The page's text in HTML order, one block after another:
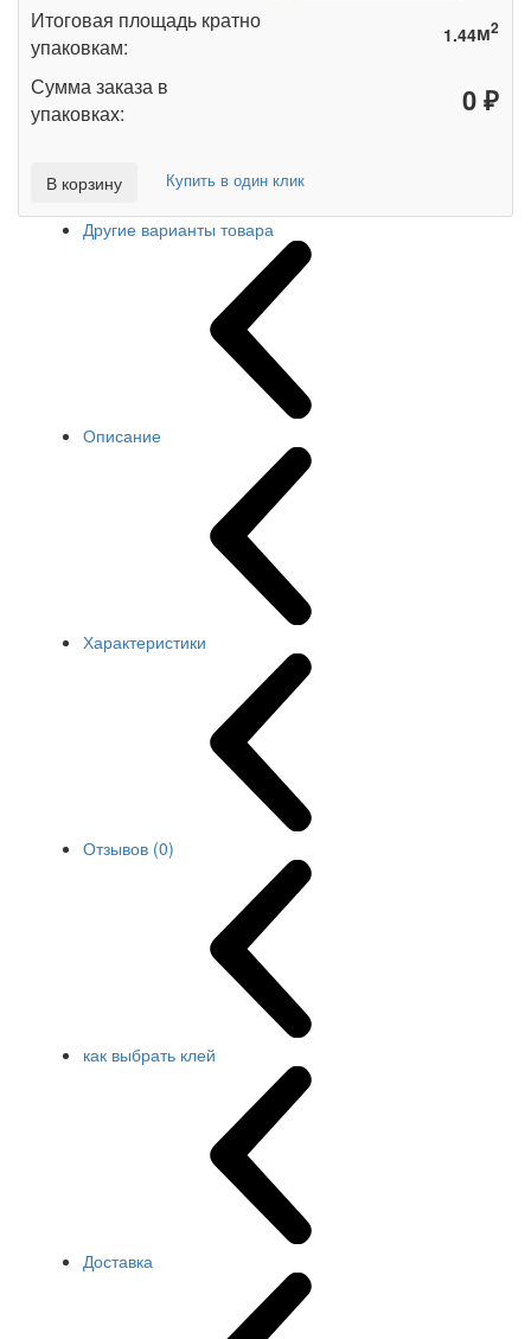
Итоговая площадь кратно
упаковкам:
м2
Сумма заказа в
упаковках:
₽
В корзину Купить в один клик
Другие варианты товара
Описание
Характеристики
Отзывов (0)
как выбрать клей
Доставка